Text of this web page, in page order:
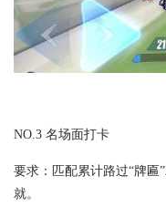
NO.3 名场面打卡
要求：匹配累计路过“牌匾
就。